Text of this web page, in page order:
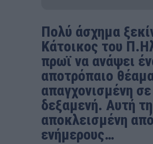
Πολύ άσχημα
Κάτοικος του
πρωϊ να ανάψει
αποτρόπαιο
απαγχονισμένη
δεξαμενή. Αυτή
αποκλεισμένη
ενήμερους…